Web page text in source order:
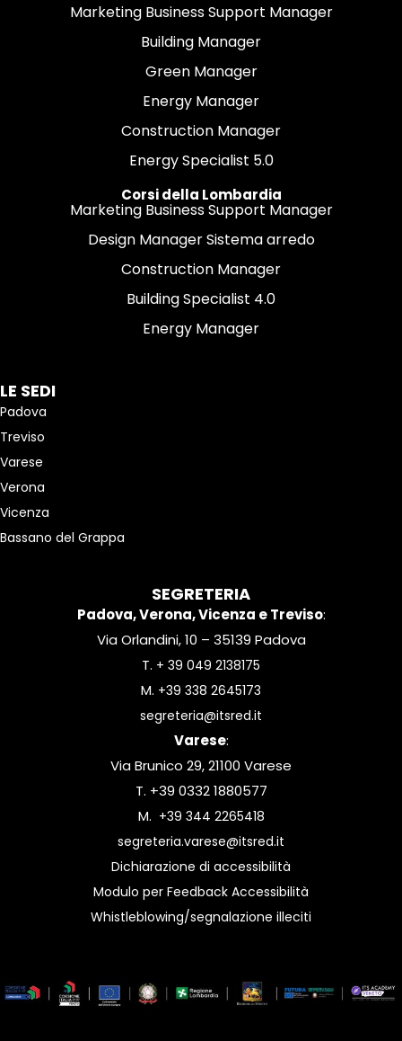
Marketing Business Support Manager
Building Manager
Green Manager
Energy Manager
Construction Manager
Energy Specialist 5.0
Corsi della Lombardia
Marketing Business Support Manager
Design Manager Sistema arredo
Construction Manager
Building Specialist 4.0
Energy Manager
LE SEDI
Padova
Treviso
Varese
Verona
Vicenza
Bassano del Grappa
SEGRETERIA
Padova, Verona, Vicenza e Treviso:
Via Orlandini, 10 – 35139 Padova
T. + 39 049 2138175
M. +39 338 2645173
segreteria@itsred.it
Varese:
Via Brunico 29, 21100 Varese
T. +39 0332 1880577
M. +39 344 2265418
segreteria.varese@itsred.it
Dichiarazione di accessibilità
Modulo per Feedback Accessibilità
Whistleblowing/segnalazione illeciti